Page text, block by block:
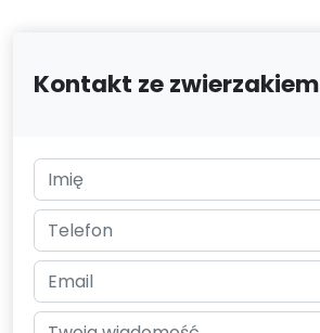
Kontakt ze zwierzakiem